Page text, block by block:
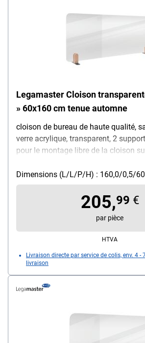
Legamaster Cloison
» 60x160 cm tenue automne
cloison de bureau de haute qualité,
verre acrylique, transparent, 2
pour le montage libre de la cloison
largeur : 160 cm
Dimensions (L/L/P/H) : 160,0/0,5/
205,99 €
par pièce
HTVA
Livraison directe par service de colis, env. 4 -
livraison